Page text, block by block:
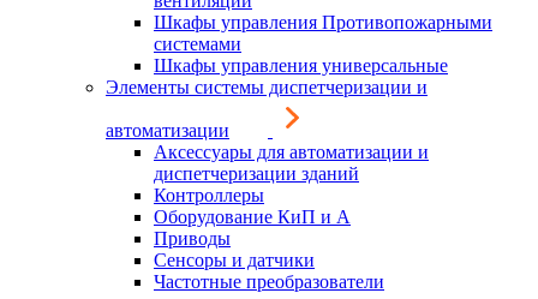
Шкафы управления Противопожарными
системами
Шкафы управления универсальные
Элементы системы диспетчеризации и
автоматизации
Аксессуары для автоматизации и
диспетчеризации зданий
Контроллеры
Оборудование КиП и А
Приводы
Сенсоры и датчики
Частотные преобразователи